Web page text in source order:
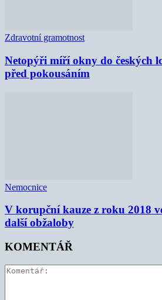
Zdravotní gramotnost
Netopýři míří okny do českých
před pokousáním
Nemocnice
V korupční kauze z roku 2018
další obžaloby
KOMENTÁŘ